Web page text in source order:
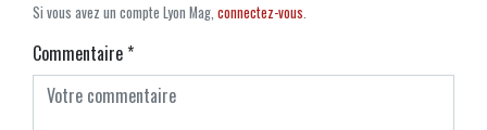
Si vous avez un compte Lyon Mag, connectez-vous
Commentaire*